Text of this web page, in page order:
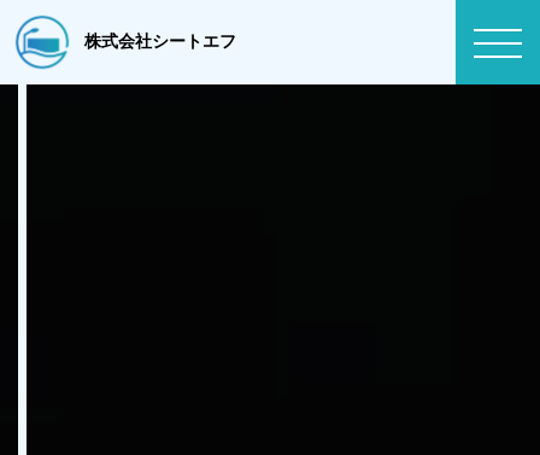
株式会社シートエフ